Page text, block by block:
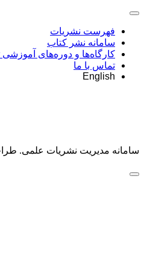
فهرست نشریات
سامانه نشر کتاب
کارگاه‌ها و دوره‌های
تماس با ما
English
سامانه مدیریت نشریات علمی.